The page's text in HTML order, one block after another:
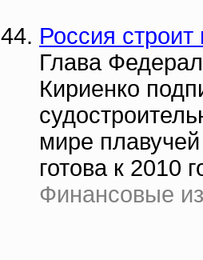
Россия
Глава
Кириенко
мире
готова к 2010
Финансовые